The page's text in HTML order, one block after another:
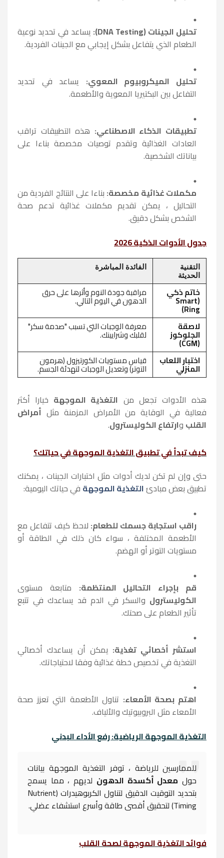
تحليل الجينات (DNA Testing):
يساعد في تحديد نوعية
الطعام الذي يتفاعل بشكل إيجابي مع الجينات الفردية.
تحليل الميكروبيوم المعوي: يساعد في تحديد
التفاعل بين البكتيريا المعوية والأطعمة.
تطبيقات الذكاء الاصطناعي: هذه التطبيقات تراقب
العادات الغذائية وتقدم توصيات مخصصة بناءا على
بياناتك الشخصية.
مكملات غذائية مخصصة: بناءا على النتائج الفردية من
التحاليل ، يمكن تقديم مكملات غذائية تدعم صحة
الشخص بشكل دقيق.
جدول الأدوات الذكية 2026
التقنية
الحديثة
الفائدة المباشرة
خاتم ذكي
(Smart
Ring)
مراقبة جودة النوم وأثرها على حرق
الدهون في اليوم التالي.
لاصقة
الجلوكوز
(CGM)
معرفة الوجبات التي تسبب "صدمة سكر"
لقلبك وشرايينك.
اختبار اللعاب
المنزلي
قياس مستويات الكورتيزول (هرمون
التوتر) وتعديل الوجبات لتهدئة الجسم.
هذه الأدوات تجعل من التغذية الموجهة خيارا أكثر
فعالية في الوقاية من الأمراض المزمنة مثل أمراض
القلب وارتفاع الكوليسترول.
كيف تبدأ في تطبيق التغذية الموجهة في حياتك؟
حتى وإن لم تكن لديك أدوات مثل اختبارات الجينات ، يمكنك
تطبيق بعض مبادئالتغذية الموجهة في حياتك اليومية:
راقب استجابة جسمك للطعام: لاحظ كيف تتفاعل مع
الأطعمة المختلفة ، سواء كان ذلك في الطاقة أو
مستويات التوتر أو الهضم.
قم بإجراء التحاليل المنتظمة: متابعة مستوى
الكوليسترول والسكر في الدم قد يساعدك في تتبع
تأثير الطعام على صحتك.
استشر أخصائي تغذية: يمكن أن يساعدك أخصائي
التغذية في تخصيص خطة غذائية وفقا لاحتياجاتك.
اهتم بصحة الأمعاء: تناول الأطعمة التي تعزز صحة
الأمعاء مثل البروبيوتيك والألياف.
التغذية الموجهة الرياضية: رفع الأداء البدني
للممارسين للرياضة ، توفر التغذية الموجهة بيانات
حول معدل أكسدة الدهون لديهم ، مما يسمح
بتحديد التوقيت الدقيق لتناول الكربوهيدرات (Nutrient
Timing) لتحقيق أقصى طاقة وأسرع استشفاء عضلي.
فوائد التغذية الموجهة لصحة القلب